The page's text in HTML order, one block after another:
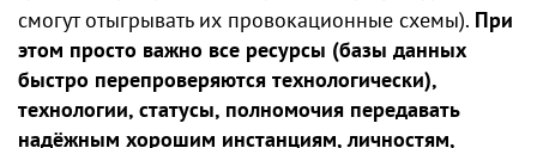
смогут отыгрывать их провокационные схемы). При
этом просто важно все ресурсы (базы данных
быстро перепроверяются технологически),
технологии, статусы, полномочия передавать
надëжным хорошим инстанциям, личностям,